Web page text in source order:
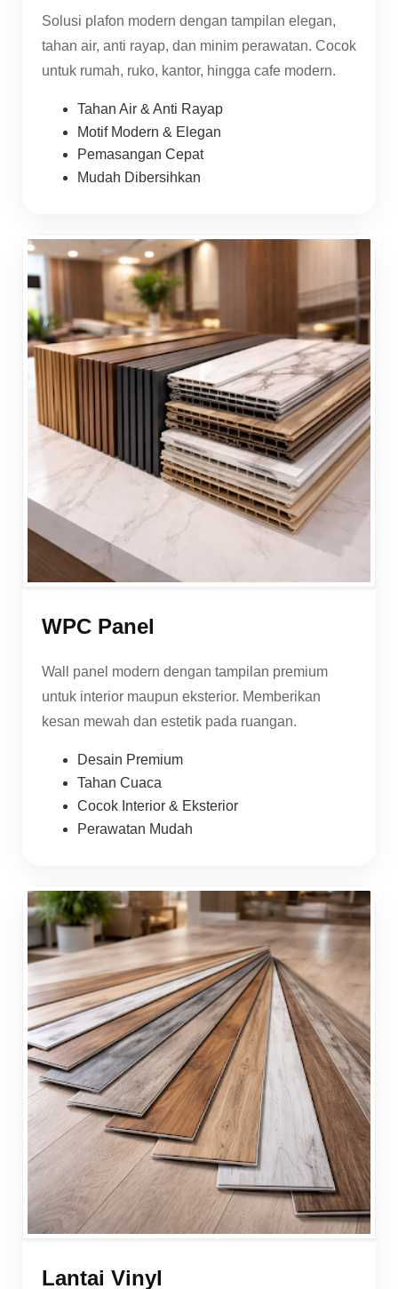
Solusi plafon modern dengan tampilan elegan,
tahan air, anti rayap, dan minim perawatan. Cocok
untuk rumah, ruko, kantor, hingga cafe modern.
Tahan Air & Anti Rayap
Motif Modern & Elegan
Pemasangan Cepat
Mudah Dibersihkan
WPC Panel
Wall panel modern dengan tampilan premium
untuk interior maupun eksterior. Memberikan
kesan mewah dan estetik pada ruangan.
Desain Premium
Tahan Cuaca
Cocok Interior & Eksterior
Perawatan Mudah
Lantai Vinyl